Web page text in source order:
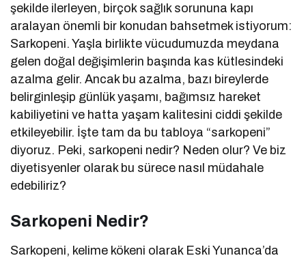
şekilde ilerleyen, birçok sağlık sorununa kapı
aralayan önemli bir konudan bahsetmek istiyorum:
Sarkopeni. Yaşla birlikte vücudumuzda meydana
gelen doğal değişimlerin başında kas kütlesindeki
azalma gelir. Ancak bu azalma, bazı bireylerde
belirginleşip günlük yaşamı, bağımsız hareket
kabiliyetini ve hatta yaşam kalitesini ciddi şekilde
etkileyebilir. İşte tam da bu tabloya “sarkopeni”
diyoruz. Peki, sarkopeni nedir? Neden olur? Ve biz
diyetisyenler olarak bu sürece nasıl müdahale
edebiliriz?
Sarkopeni Nedir?
Sarkopeni, kelime kökeni olarak Eski Yunanca’da